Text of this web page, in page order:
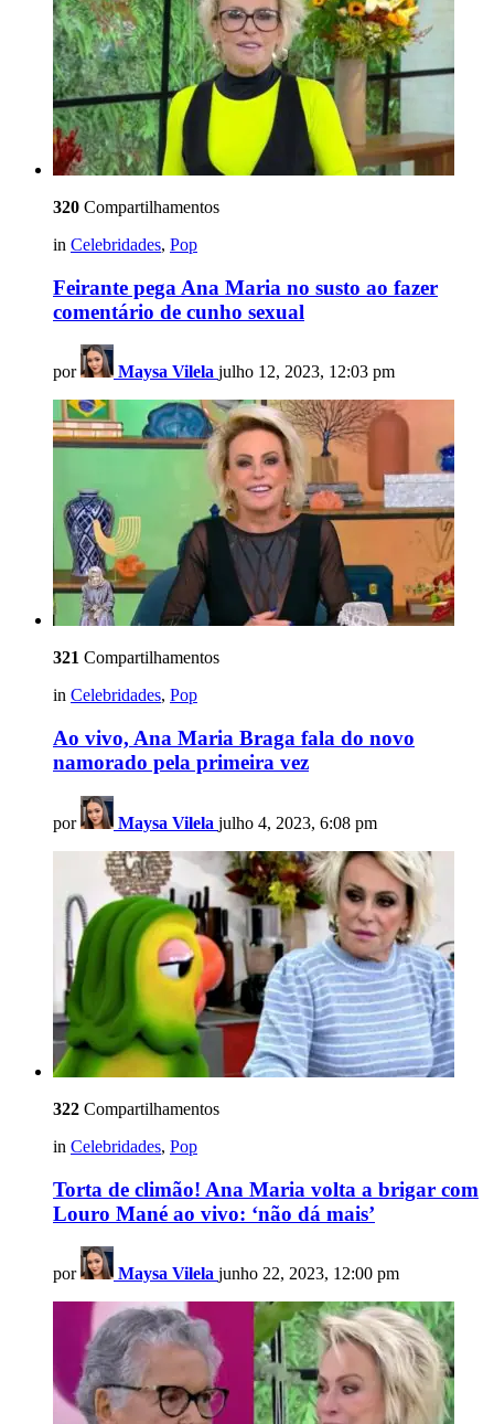
320 Compartilhamentos
in Celebridades, Pop
Feirante pega Ana Maria no susto ao fazer
comentário de cunho sexual
por Maysa Vilela julho 12, 2023, 12:03 pm
321 Compartilhamentos
in Celebridades, Pop
Ao vivo, Ana Maria Braga fala do novo
namorado pela primeira vez
por Maysa Vilela julho 4, 2023, 6:08 pm
322 Compartilhamentos
in Celebridades, Pop
Torta de climão! Ana Maria volta a brigar com
Louro Mané ao vivo: ‘não dá mais’
por Maysa Vilela junho 22, 2023, 12:00 pm